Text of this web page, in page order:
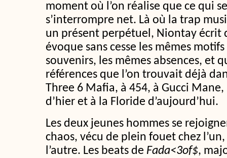
moment où l’on réalise que ce qui
s’interrompre net. Là où la trap
un présent perpétuel, Niontay écrit
évoque sans cesse les mêmes
souvenirs, les mêmes absences, et
références que l’on trouvait déjà
Three 6 Mafia, à 454, à Gucci
d’hier et à la Floride d’aujourd’hui.
Les deux jeunes hommes se
chaos, vécu de plein fouet chez
l’autre. Les beats de Fada<3of$,